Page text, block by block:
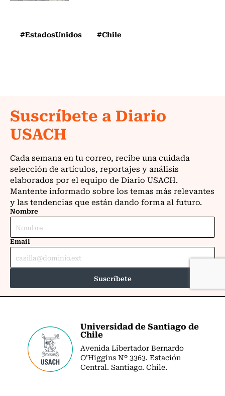
#EstadosUnidos #Chile
Universidad de Santiago de
Chile
Avenida Libertador Bernardo
O’Higgins Nº 3363. Estación
Central. Santiago. Chile.